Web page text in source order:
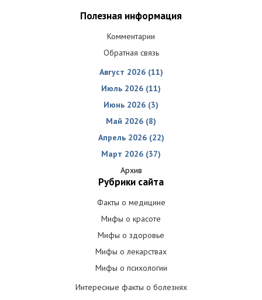
Полезная информация
Комментарии
Обратная связь
Август 2026 (11)
Июль 2026 (11)
Июнь 2026 (3)
Май 2026 (8)
Апрель 2026 (22)
Март 2026 (37)
Архив
Рубрики сайта
Факты о медицине
Мифы о красоте
Мифы о здоровье
Мифы о лекарствах
Мифы о психологии
Интересные факты о болезнях